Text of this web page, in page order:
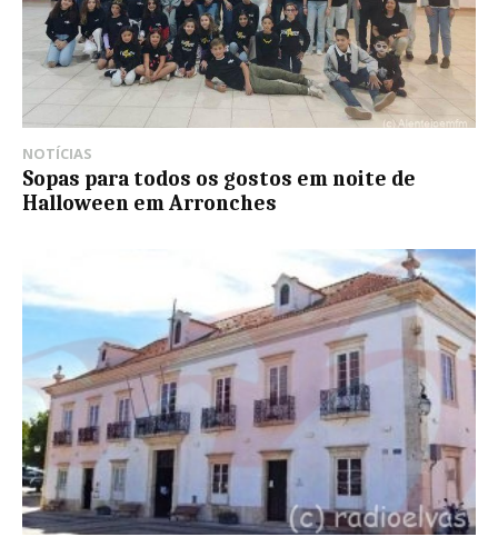
NOTÍCIAS
Sopas para todos os gostos em noite de
Halloween em Arronches